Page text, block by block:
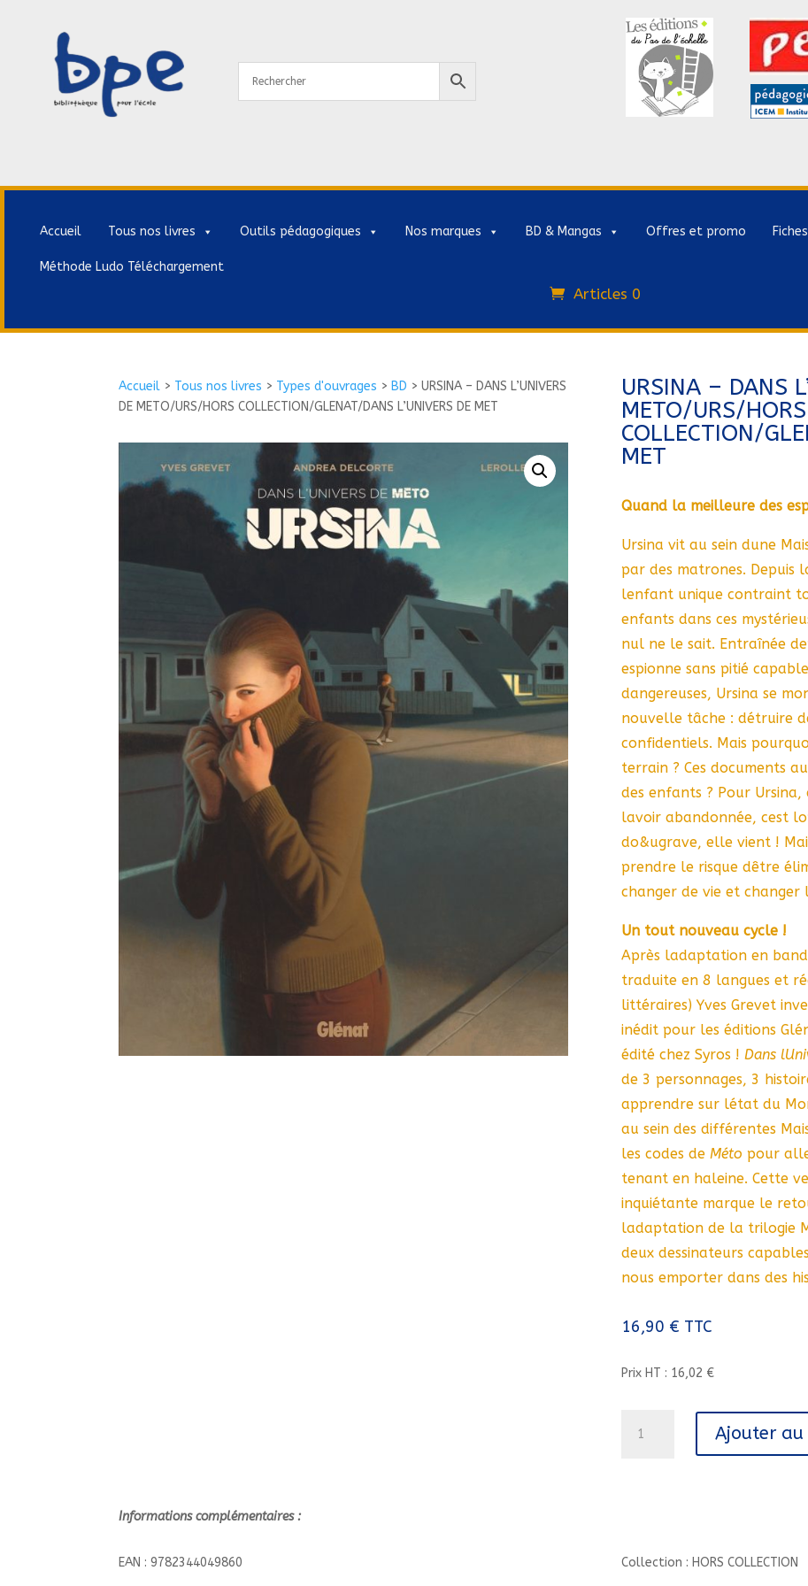
Accueil Tous nos livres Outils pédagogiques Nos marques BD & Mangas Offres et promo
Méthode Ludo Téléchargement
Articles 0
Accueil > Tous nos livres > Types d'ouvrages > BD >URSINA – DANS L’UNIVERS
DE METO/URS/HORS COLLECTION/GLENAT/DANS L’UNIVERS DE MET
URSINA – DANS
METO/URS/HORS
COLLECTION/
MET
Quand la meilleure des
Ursina vit au sein dune
par des matrones.
lenfant unique contraint
enfants dans ces
nul ne le sait. Entraînée
espionne sans pitié
dangereuses, Ursina se
nouvelle tâche : détruire
confidentiels. Mais
terrain ? Ces documents
des enfants ? Pour Ursina,
lavoir abandonnée, cest
do&ugrave, elle vient !
prendre le risque dêtre
changer de vie et changer
Un tout nouveau cycle !
Après ladaptation en
traduite en 8 langues et
littéraires) Yves Grevet
inédit pour les éditions
édité chez Syros ! Dans
de 3 personnages, 3
apprendre sur létat du
au sein des différentes
les codes de Méto pour
tenant en haleine. Cette
inquiétante marque le
ladaptation de la trilogie
deux dessinateurs
nous emporter dans des
16,90 € TTC
Prix HT : 16,02 €
METO/URS/HORS
Ajouter
Informations complémentaires :
EAN : 9782344049860 Collection : HORS COLLECTION